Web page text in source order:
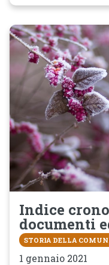
Indice
documenti
STORIA DELLA
1 gennaio 2021